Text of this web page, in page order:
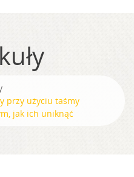
przy użyciu taśmy
jak ich uniknąć